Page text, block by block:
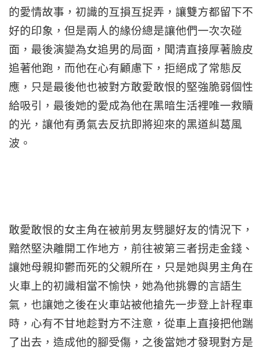
的愛情故事，初識的互損互捉弄，讓雙方都留下不
好的印象，但是兩人的緣份總是讓他們一次次碰
面，最後演變為女追男的局面，聞清直接厚著臉皮
追著他跑，而他在心有顧慮下，拒絕成了常態反
應，只是最後他也被對方敢愛敢恨的堅強脆弱個性
給吸引，最後她的愛成為他在黑暗生活裡唯一救贖
的光，讓他有勇氣去反抗即將迎來的黑道糾葛風
波。
敢愛敢恨的女主角在被前男友劈腿好友的情況下，
黯然堅決離開工作地方，前往被第三者拐走金錢、
讓她母親抑鬱而死的父親所在，只是她與男主角在
火車上的初識相當不愉快，她為他挑釁的言語生
氣，也讓她之後在火車站被他搶先一步登上計程車
時，心有不甘地趁對方不注意，從車上直接把他踹
了出去，造成他的腳受傷，之後當她才發現對方是